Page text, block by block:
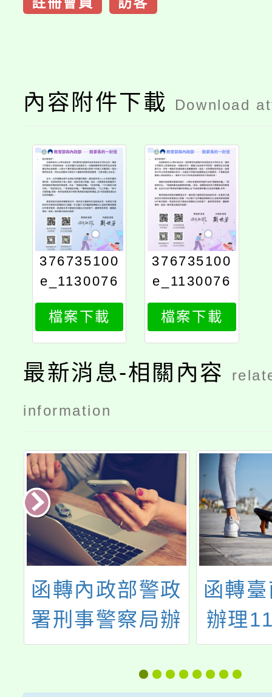
內容附件下載 Download
376735100
e_1130076
124_attach
2
檔案下載
376735100
e_1130076
124_attach
1
檔案下載
最新消息-相關內容
information
部警政
察局辦
年度多
函轉臺南市政府
辦理112年度國
家防災日全國
「防災短影音創